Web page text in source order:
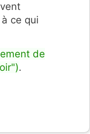
ce qui
de
.